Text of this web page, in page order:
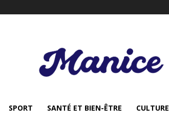
SPORT SANTÉ ET BIEN-ÊTRE CULTURE